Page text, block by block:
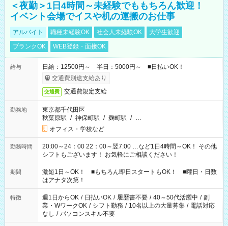
＜夜勤＞1日4時間～未経験でももちろん歓迎！
イベント会場でイスや机の運搬のお仕事
アルバイト 職種未経験OK 社会人未経験OK
大学生歓迎
ブランクOK
WEB登録・面接OK
給与
日給：12500円～ 半日：5000円～ ■日払いOK！
交通費別途支給あり
交通費 交通費規定支給
勤務地
東京都千代田区
秋葉原駅 / 神保町駅 / 麹町駅 / …
オフィス・学校など
勤務時間
20:00～24：00 22：00～翌7:00 …など1日4時間～OK！ その他
シフトもございます！ お気軽にご相談ください！
期間
激短1日～OK！ ■もちろん即日スタートもOK！ ■曜日・日数
はアナタ次第！
特徴 週1日からOK / 日払いOK / 履歴書不要 / 40～50代活躍中 / 副
業・WワークOK / シフト勤務 / 10名以上の大量募集 / 電話対応
なし / パソコンスキル不要